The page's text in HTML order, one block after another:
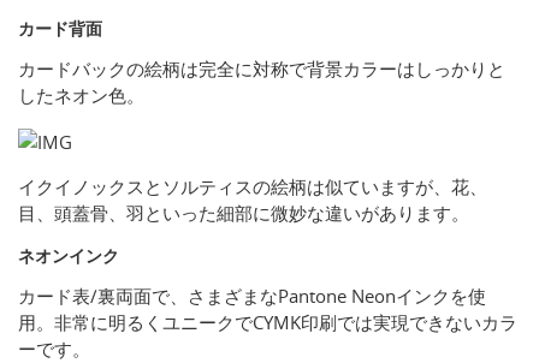
カード背面
カードバックの絵柄は完全に対称で背景カラーはしっかりと
したネオン色。
イクイノックスとソルティスの絵柄は似ていますが、花、
目、頭蓋骨、羽といった細部に微妙な違いがあります。
ネオンインク
カード表/裏両面で、さまざまなPantone Neonインクを使
用。非常に明るくユニークでCYMK印刷では実現できないカラ
ーです。